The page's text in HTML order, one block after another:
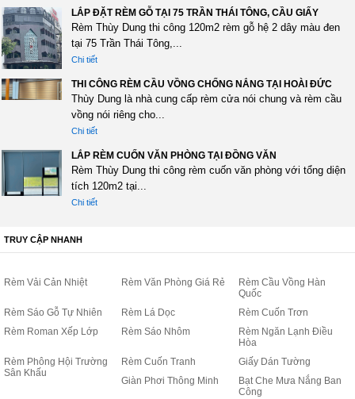
LẮP ĐẶT RÈM GỖ TẠI 75 TRẦN THÁI TÔNG, CẦU GIẤY
Rèm Thùy Dung thi công 120m2 rèm gỗ hệ 2 dây màu đen
tại 75 Trần Thái Tông,...
Chi tiết
THI CÔNG RÈM CẦU VỒNG CHỐNG NẮNG TẠI HOÀI ĐỨC
Thùy Dung là nhà cung cấp rèm cửa nói chung và rèm cầu
vồng nói riêng cho...
Chi tiết
LẮP RÈM CUỐN VĂN PHÒNG TẠI ĐỒNG VĂN
Rèm Thùy Dung thi công rèm cuốn văn phòng với tổng diện
tích 120m2 tại...
Chi tiết
TRUY CẬP NHANH
Rèm Vải Cản Nhiệt Rèm Văn Phòng Giá Rẻ
Rèm Cầu Vồng Hàn
Quốc
Rèm Sáo Gỗ Tự Nhiên
Rèm Lá Dọc
Rèm Cuốn Trơn
Rèm Roman Xếp Lớp
Rèm Sáo Nhôm
Rèm Ngăn Lạnh Điều
Hòa
Rèm Phông Hội Trường
Sân Khấu
Rèm Cuốn Tranh
Giấy Dán Tường
Giàn Phơi Thông Minh
Bạt Che Mưa Nắng Ban
Công